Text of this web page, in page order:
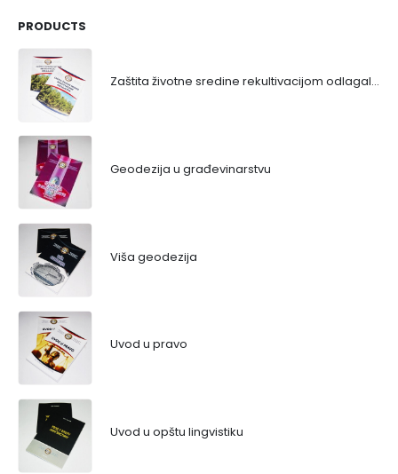
PRODUCTS
Zaštita životne sredine rekultivacijom odlagališta
Geodezija u građevinarstvu
Viša geodezija
Uvod u pravo
Uvod u opštu lingvistiku